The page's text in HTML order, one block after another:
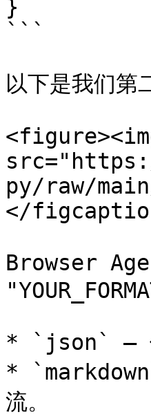
}
```
以下是我们第
py/raw/
</
Browser
* `json` – 使
*
流。